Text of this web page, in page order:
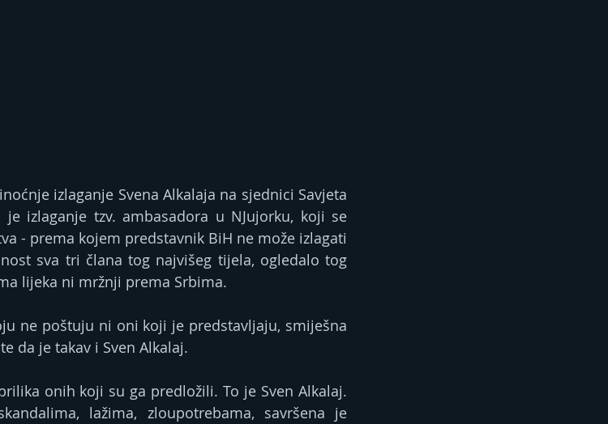
izlaganje Svena Alkalaja na sjednici Savjeta
izlaganje tzv. ambasadora u NJujorku, koji se
- prema kojem predstavnik BiH ne može izlagati
sva tri člana tog najvišeg tijela, ogledalo tog
lijeka ni mržnji prema Srbima.
ne poštuju ni oni koji je predstavljaju, smiješna
da je takav i Sven Alkalaj.
onih koji su ga predložili. To je Sven Alkalaj.
lažima, zloupotrebama, savršena je